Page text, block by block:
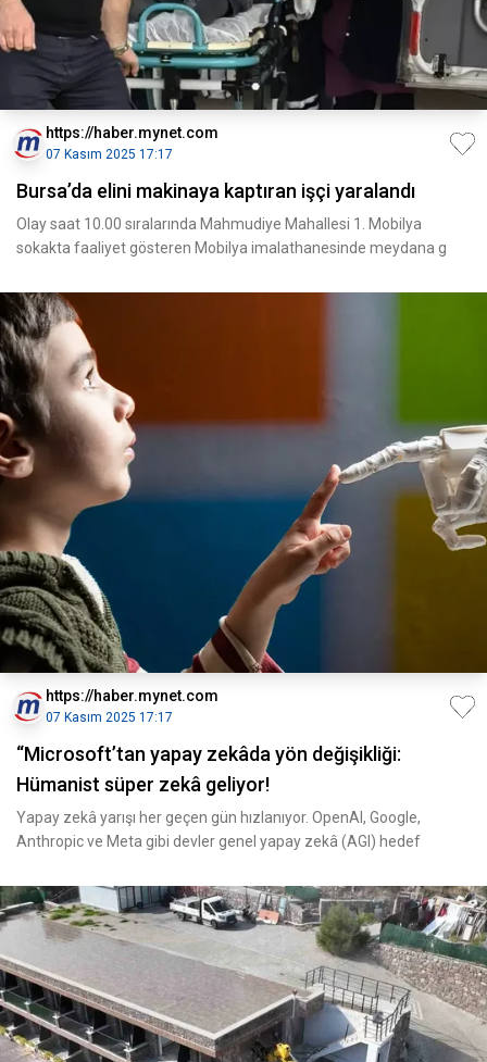
https://haber.mynet.com
07 Kasım 2025 17:17
Bursa’da elini makinaya kaptıran işçi yaralandı
Olay saat 10.00 sıralarında Mahmudiye Mahallesi 1. Mobilya
sokakta faaliyet gösteren Mobilya imalathanesinde meydana g
https://haber.mynet.com
07 Kasım 2025 17:17
“Microsoft’tan yapay zekâda yön değişikliği:
Hümanist süper zekâ geliyor!
Yapay zekâ yarışı her geçen gün hızlanıyor. OpenAI, Google,
Anthropic ve Meta gibi devler genel yapay zekâ (AGI) hedef